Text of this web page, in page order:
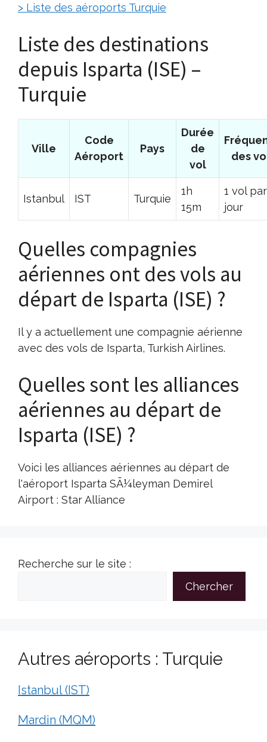
> Liste des aéroports Turquie
Liste des destinations
depuis Isparta (ISE) –
Turquie
Ville
Code
Aéroport
Pays
Durée
de
vol
des
Istanbul IST Turquie
1h
15m
1 vol par
jour
Quelles compagnies
aériennes ont des vols au
départ de Isparta (ISE) ?
Il y a actuellement une compagnie aérienne
avec des vols de Isparta, Turkish Airlines.
Quelles sont les alliances
aériennes au départ de
Isparta (ISE) ?
Voici les alliances aériennes au départ de
l'aéroport Isparta SÃ¼leyman Demirel
Airport : Star Alliance
Recherche sur le site :
Chercher
Autres aéroports : Turquie
Istanbul (IST)
Mardin (MQM)